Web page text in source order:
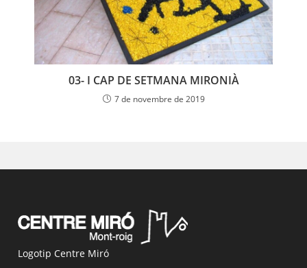
03- I CAP DE SETMANA MIRONIÀ
7 de novembre de 2019
Logotip Centre Miró